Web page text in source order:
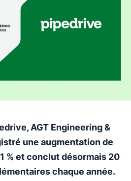
AGT Engineering &
une augmentation de
% et conclut désormais 20
chaque année.